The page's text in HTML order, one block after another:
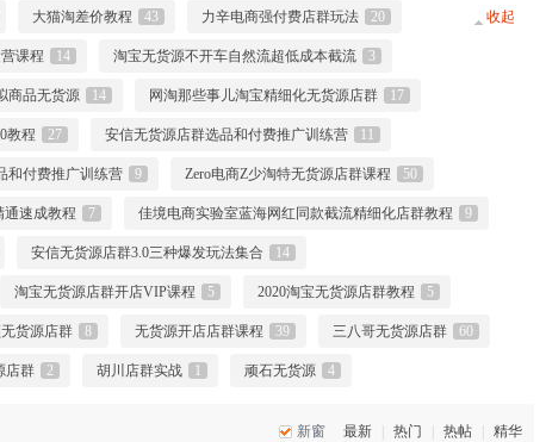
收起
大猫淘差价教程 43 力辛电商强付费店群玩法 20
课程 14 淘宝无货源不开车自然流超低成本截流 3
商品无货源 14 网淘那些事儿淘宝精细化无货源店群 17
教程 27 安信无货源店群选品和付费推广训练营 11
和付费推广训练营 9 Zero电商Z少淘特无货源店群课程 50
通速成教程 7 佳境电商实验室蓝海网红同款截流精细化店群教程 9
安信无货源店群3.0三种爆发玩法集合 14
淘宝无货源店群开店VIP课程 5 2020淘宝无货源店群教程 5
货源店群 8 无货源开店店群课程 39 三八哥无货源店群 60
店群 2 胡川店群实战 1 顽石无货源 4
最新 热门 热帖 精华
新窗